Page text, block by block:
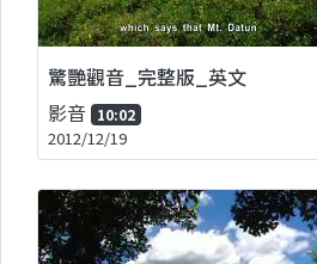
驚艷觀音_完整版_英文
影音 10:02
2012/12/19